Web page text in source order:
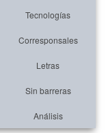
Tecnologías
Corresponsales
Letras
Sin barreras
Análisis